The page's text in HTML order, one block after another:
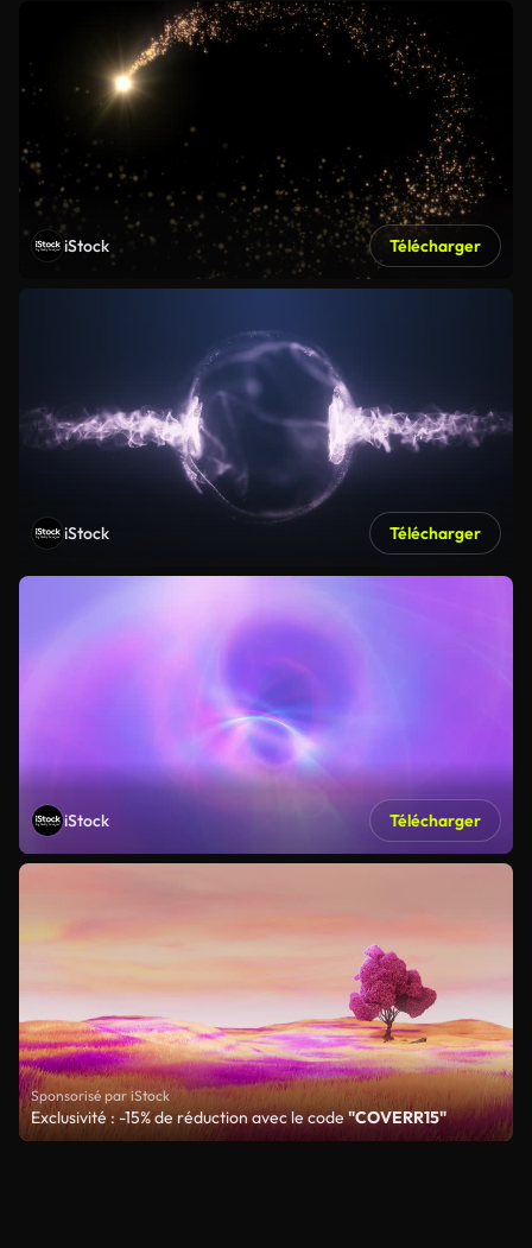
iStock Télécharger
iStock Télécharger
iStock Télécharger
Sponsorisé par iStock
Exclusivité : -15% de réduction avec le code"COVERR15"